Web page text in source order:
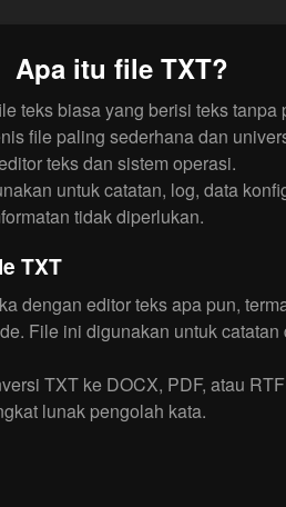
Apa itu file TXT?
teks biasa yang berisi teks tanpa
file paling sederhana dan
teks dan sistem operasi.
untuk catatan, log, data
tidak diperlukan.
TXT
dengan editor teks apa pun,
File ini digunakan untuk
TXT ke DOCX, PDF, atau
lunak pengolah kata.